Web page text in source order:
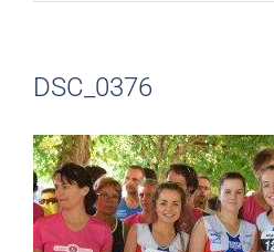
DSC_0376